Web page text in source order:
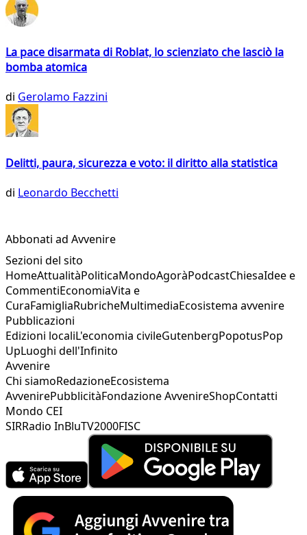
La pace disarmata di Roblat, lo scienziato che lasciò la
bomba atomica
di Gerolamo Fazzini
Delitti, paura, sicurezza e voto: il diritto alla statistica
di Leonardo Becchetti
Abbonati ad Avvenire
Sezioni del sito
HomeAttualitàPoliticaMondoAgoràPodcastChiesaIdee e
CommentiEconomiaVita e
CuraFamigliaRubricheMultimediaEcosistema avvenire
Pubblicazioni
Edizioni localiL'economia civileGutenbergPopotusPop
UpLuoghi dell'Infinito
Avvenire
Chi siamoRedazioneEcosistema
AvvenirePubblicitàFondazione AvvenireShopContatti
Mondo CEI
SIRRadio InBluTV2000FISC